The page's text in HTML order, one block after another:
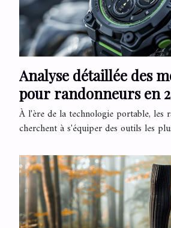
Analyse détaillée des
pour randonneurs en
À l'ère de la technologie portable, les
cherchent à s'équiper des outils les